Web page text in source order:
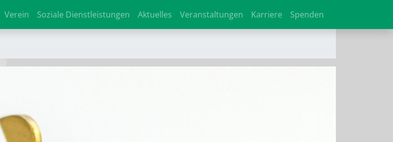
Verein Soziale Dienstleistungen Aktuelles Veranstaltungen Karriere Spenden